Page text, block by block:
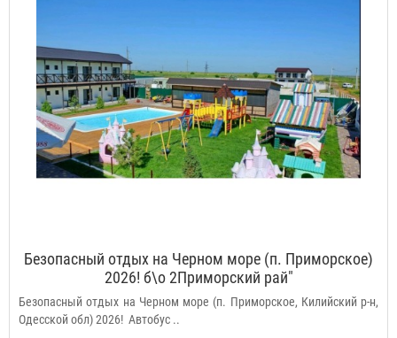
Безопасный отдых на Черном море (п. Приморское)
2026! б\о 2Приморский рай"
Безопасный отдых на Черном море (п. Приморское, Килийский р-н,
Одесской обл) 2026! Автобус ..